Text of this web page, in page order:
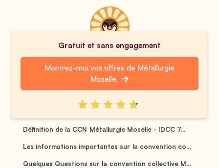
Gratuit et sans engagement
Montrez-moi vos offres de Métallurgie
Moselle
Définition de la CCN Métallurgie Moselle - IDCC 7...
Les informations importantes sur la convention co...
Quelques Questions sur la convention collective M...